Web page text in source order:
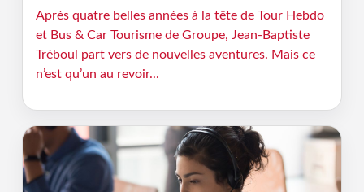
Après quatre belles années à la tête de Tour Hebdo
et Bus & Car Tourisme de Groupe, Jean-Baptiste
Tréboul part vers de nouvelles aventures. Mais ce
n’est qu’un au revoir...